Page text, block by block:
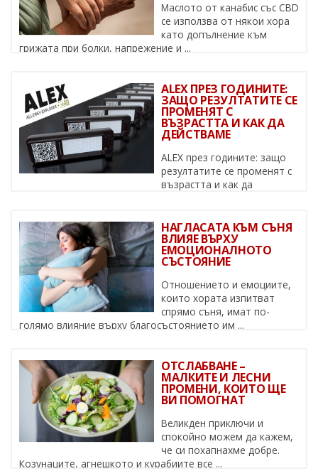
Маслото от канабис със CBD
се използва от някои хора
като допълнение към
грижата при болки, напрежение и ...
ALEX ПРЕЗ ГОДИНИТЕ:
ЗАЩО РЕЗУЛТАТИТЕ СЕ
ПРОМЕНЯТ С
ВЪЗРАСТТА И КАК ДА
ДЕЙСТВАМЕ
ALEX през годините: защо
резултатите се променят с
възрастта и как да
НАГЛАСАТА КЪМ СЪНЯ
ВЛИЯЕ ВЪРХУ
ЕМОЦИОНАЛНОТО
СЪСТОЯНИЕ
Отношението и емоциите,
които хората изпитват
спрямо съня, имат по-
голямо влияние върху благосъстоянието им ...
ОТСЛАБВАНЕ –
МАЛКИТЕ И ЛЕСНИ
ПРОМЕНИ, КОИТО ЩЕ
ВИ ПОМОГНАТ
Великден приключи и
спокойно можем да кажем,
че си похапнахме добре.
Козунаците, агнешкото и курабиите все ...